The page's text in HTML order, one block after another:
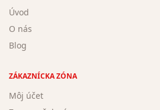
Úvod
O nás
Blog
ZÁKAZNÍCKA ZÓNA
Môj účet